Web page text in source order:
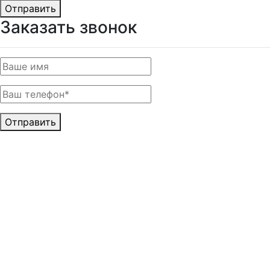
Отправить
Заказать звонок
Отправить